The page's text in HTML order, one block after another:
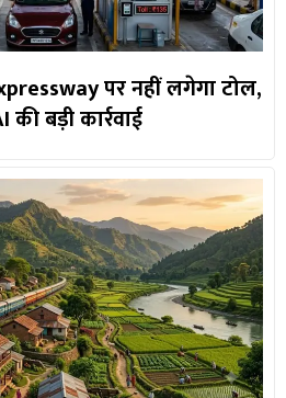
पर नहीं लगेगा टोल,
की बड़ी कार्रवाई